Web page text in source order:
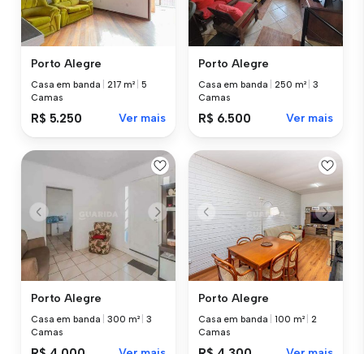
Porto Alegre
Casa em banda |217 m² |5
Camas
R$ 5.250 Ver mais
Porto Alegre
Casa em banda |250 m² |3
Camas
R$ 6.500 Ver mais
Porto Alegre
Casa em banda |300 m² |3
Camas
Porto Alegre
Casa em banda |100 m² |2
Camas